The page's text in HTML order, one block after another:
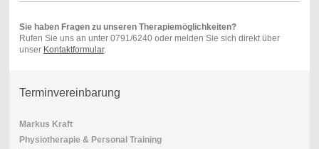
Sie haben Fragen zu unseren Therapiemöglichkeiten?
Rufen Sie uns an unter 0791/6240 oder melden Sie sich direkt über
unser Kontaktformular.
Terminvereinbarung
Markus Kraft
Physiotherapie & Personal Training